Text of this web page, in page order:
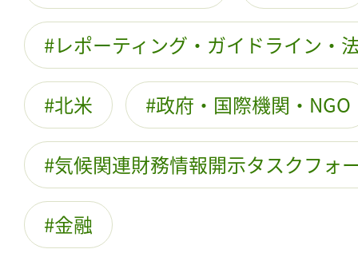
レポーティング・ガイドライン・
北米 政府・国際機関・NGO
気候関連財務情報開示タスクフォ
金融